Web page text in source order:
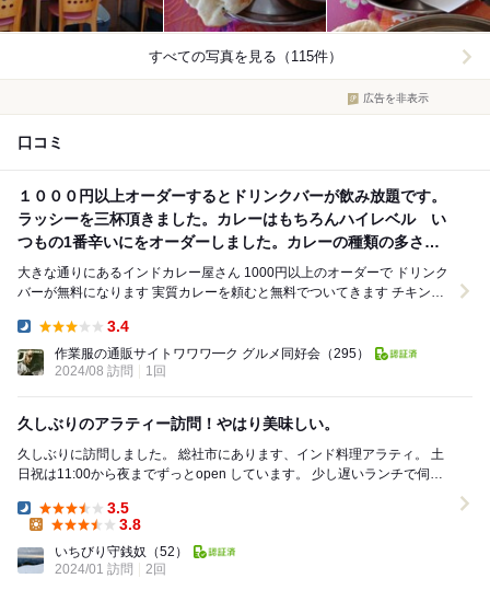
すべての写真を見る（115件）
広告を非表示
口コミ
１０００円以上オーダーするとドリンクバーが飲み放題です。
ラッシーを三杯頂きました。カレーはもちろんハイレベル い
つもの1番辛いにをオーダーしました。カレーの種類の多さに
びっくりしました。オススメ
大きな通りにあるインドカレー屋さん 1000円以上のオーダーで ドリンク
バーが無料になります 実質カレーを頼むと無料でついてきます チキンカ
3.4
作業服の通販サイトワワワ━ク グルメ同好会 （295）
2024/08 訪問
1回
久しぶりのアラティー訪問！やはり美味しい。
久しぶりに訪問しました。 総社市にあります、インド料理アラティ。 土
日祝は11:00から夜までずっとopen しています。 少し遅いランチで伺い
Dinner:
3.5
3.8
いちびり守銭奴 （52）
2024/01 訪問
2回